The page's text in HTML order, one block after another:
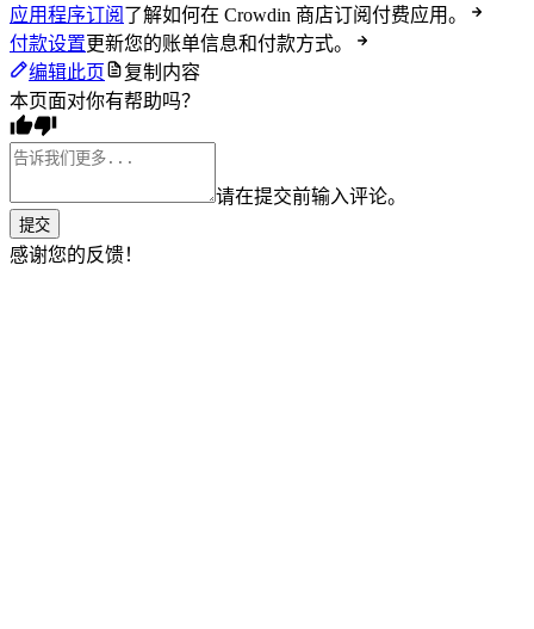
应用程序订阅 了解如何在 Crowdin 商店订阅付费应用。
付款设置更新您的账单信息和付款方式。
编辑此页
复制内容
本页面对你有帮助吗？
请在提交前输入评论。
提交
感谢您的反馈！